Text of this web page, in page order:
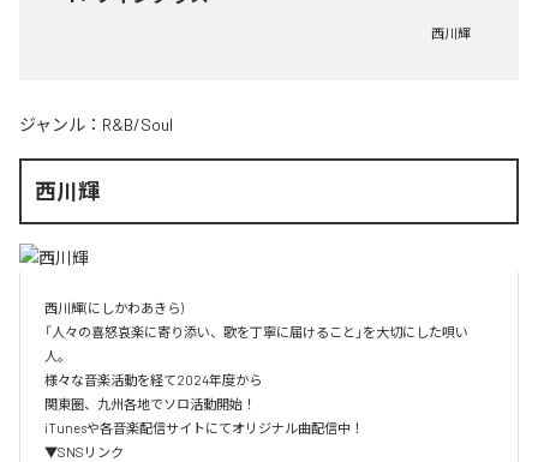
西川輝
ジャンル： R&B/Soul
西川輝
西川輝(にしかわあきら)
「人々の喜怒哀楽に寄り添い、歌を丁寧に届けること」を大切にした唄い
人。
様々な音楽活動を経て2024年度から
関東圏、九州各地でソロ活動開始！
iTunesや各音楽配信サイトにてオリジナル曲配信中！
▼SNSリンク